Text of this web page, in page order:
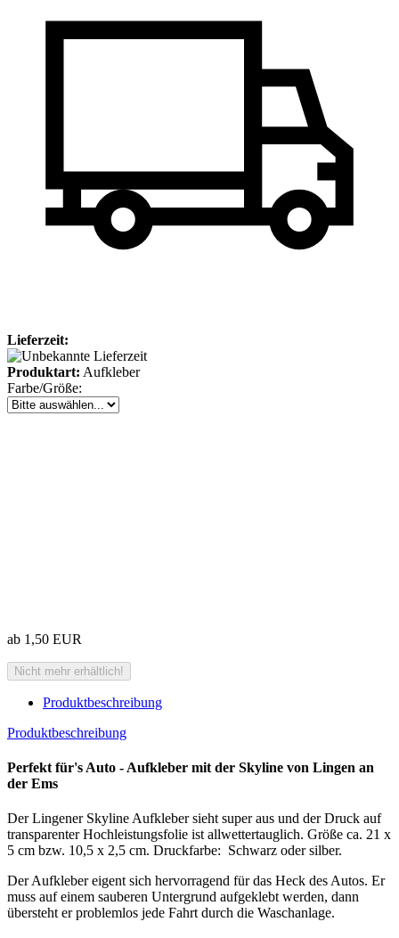
Lieferzeit:
Produktart: Aufkleber
Farbe/Größe:
ab 1,50 EUR
Produktbeschreibung
Produktbeschreibung
Perfekt für's Auto - Aufkleber mit der Skyline von Lingen an
der Ems
Der Lingener Skyline Aufkleber sieht super aus und der Druck auf
transparenter Hochleistungsfolie ist allwettertauglich. Größe ca. 21 x
5 cm bzw. 10,5 x 2,5 cm. Druckfarbe: Schwarz oder silber.
Der Aufkleber eigent sich hervorragend für das Heck des Autos. Er
muss auf einem sauberen Untergrund aufgeklebt werden, dann
übersteht er problemlos jede Fahrt durch die Waschanlage.